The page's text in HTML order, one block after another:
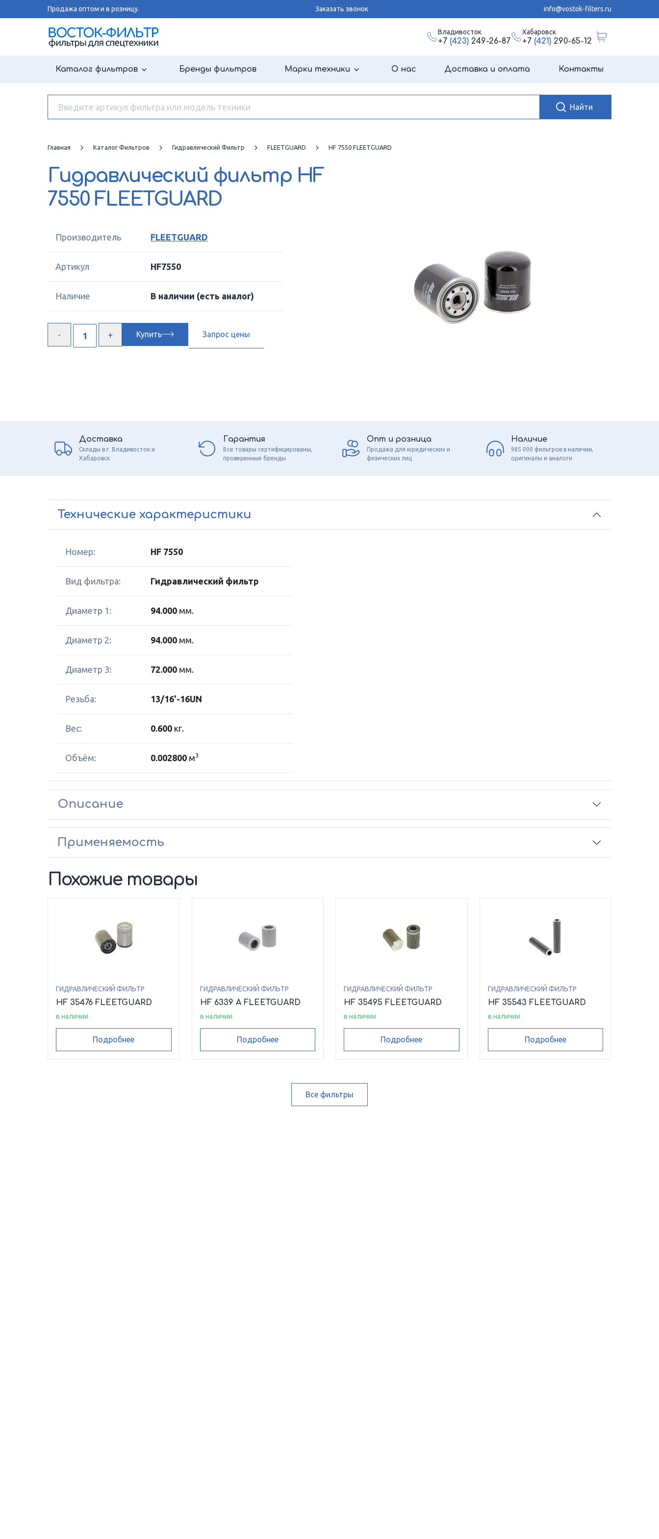
Продажа оптом и в розницу. Заказать звонок info@vostok-filters.ru
Владивосток
+7 (423)249-26-87
Хабаровск
+7 (421)290-65-12
Каталог фильтров Бренды фильтров Марки техники О нас Доставка и оплата Контакты
Главная Каталог Фильтров Гидравлический Фильтр FLEETGUARD HF 7550 FLEETGUARD
Гидравлический фильтр HF
7550 FLEETGUARD
Производитель FLEETGUARD
Артикул HF7550
Наличие В наличии (есть аналог)
Купить Запрос цены
Доставка
Склады в г. Владивосток и
Хабаровск
Гарантия
Все товары сертифицированы,
проверенные бренды
Опт и розница
Продажа для юридических и
физических лиц
Наличие
985 000 фильтров в наличии,
оригиналы и аналоги
Технические характеристики
Номер: HF 7550
Вид фильтра: Гидравлический фильтр
Диаметр 1: 94.000 мм.
Диаметр 2: 94.000 мм.
Диаметр 3: 72.000 мм.
Резьба: 13/16'-16UN
Вес: 0.600 кг.
Объём: 0.002800 м3
Описание
Применяемость
Похожие товары
ГИДРАВЛИЧЕСКИЙ ФИЛЬТР
HF 35476 FLEETGUARD
в наличии
Подробнее
ГИДРАВЛИЧЕСКИЙ ФИЛЬТР
HF 6339 A FLEETGUARD
в наличии
Подробнее
ГИДРАВЛИЧЕСКИЙ ФИЛЬТР
HF 35495 FLEETGUARD
в наличии
Подробнее
ГИДРАВЛИЧЕСКИЙ ФИЛЬТР
HF 35543 FLEETGUARD
в наличии
Подробнее
Все фильтры